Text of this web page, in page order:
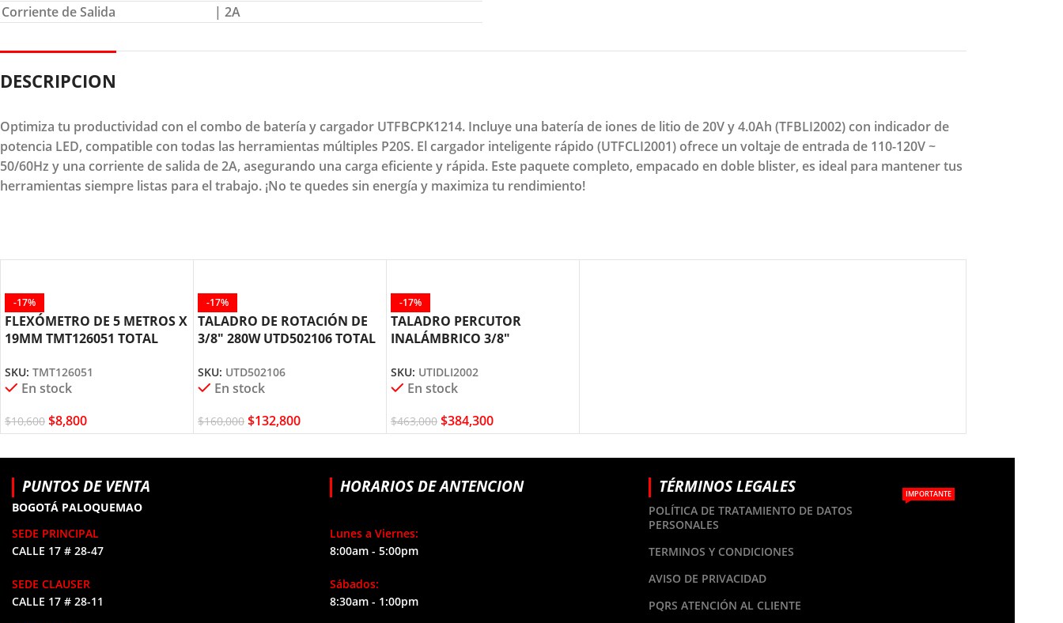
Corriente de Salida
| 2A
DESCRIPCION
Optimiza tu productividad con el combo de batería y cargador UTFBCPK1214. Incluye una batería de iones de litio de 20V y 4.0Ah (TFBLI2002) con indicador de
potencia LED, compatible con todas las herramientas múltiples P20S. El cargador inteligente rápido (UTFCLI2001) ofrece un voltaje de entrada de 110-120V ~
50/60Hz y una corriente de salida de 2A, asegurando una carga eficiente y rápida. Este paquete completo, empacado en doble blister, es ideal para mantener tus
herramientas siempre listas para el trabajo. ¡No te quedes sin energía y maximiza tu rendimiento!
-17%
FLEXÓMETRO DE 5 METROS X
19MM TMT126051 TOTAL
SKU: TMT126051
En stock
$10,600 $8,800
-17%
TALADRO DE ROTACIÓN DE
3/8″ 280W UTD502106 TOTAL
SKU: UTD502106
En stock
$160,000 $132,800
-17%
TALADRO PERCUTOR
INALÁMBRICO 3/8″
SKU: UTIDLI2002
En stock
$463,000 $384,300
PUNTOS DE VENTA
BOGOTÁ PALOQUEMAO
SEDE PRINCIPAL
CALLE 17 # 28-47
SEDE CLAUSER
CALLE 17 # 28-11
HORARIOS DE ANTENCION
Lunes a Viernes:
8:00am - 5:00pm
Sábados:
8:30am - 1:00pm
TÉRMINOS LEGALES
POLÍTICA DE TRATAMIENTO DE DATOS
PERSONALES
IMPORTANTE
TERMINOS Y CONDICIONES
AVISO DE PRIVACIDAD
PQRS ATENCIÓN AL CLIENTE